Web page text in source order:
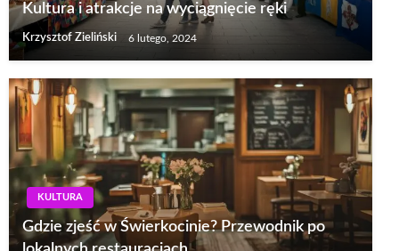
Kultura i atrakcje na wyciągnięcie ręki
Krzysztof Zieliński 6 lutego, 2024
KULTURA
Gdzie zjeść w Świerkocinie? Przewodnik po